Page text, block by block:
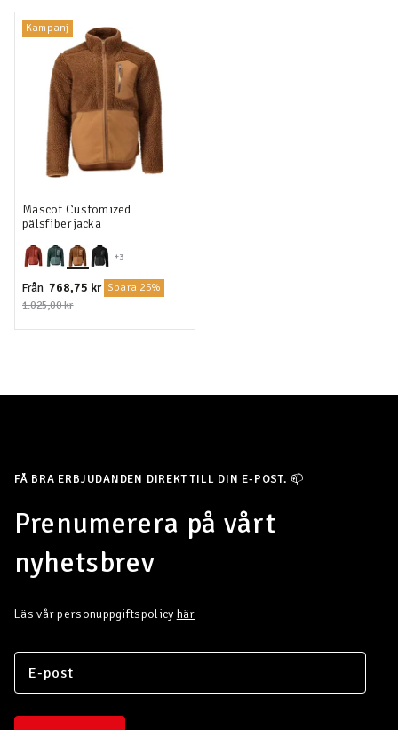
Kampanj
+3
Mascot Customized
pälsfiberjacka
Från 768,75 kr Spara 25%
1.025,00 kr
FÅ BRA ERBJUDANDEN DIREKT TILL DIN E-POST. 📫
Prenumerera på vårt
nyhetsbrev
Läs vår personuppgiftspolicy här